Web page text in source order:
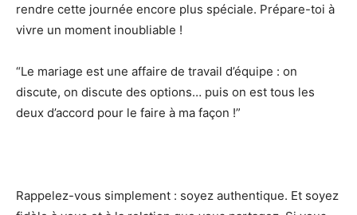
rendre cette journée encore plus spéciale. Prépare-toi à
vivre un moment inoubliable !
“Le mariage est une affaire de travail d’équipe : on
discute, on discute des options… puis on est tous les
deux d’accord pour le faire à ma façon !”
Rappelez-vous simplement : soyez authentique. Et soyez